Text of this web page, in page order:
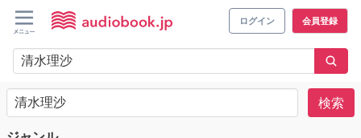
ログイン 会員登録
検索